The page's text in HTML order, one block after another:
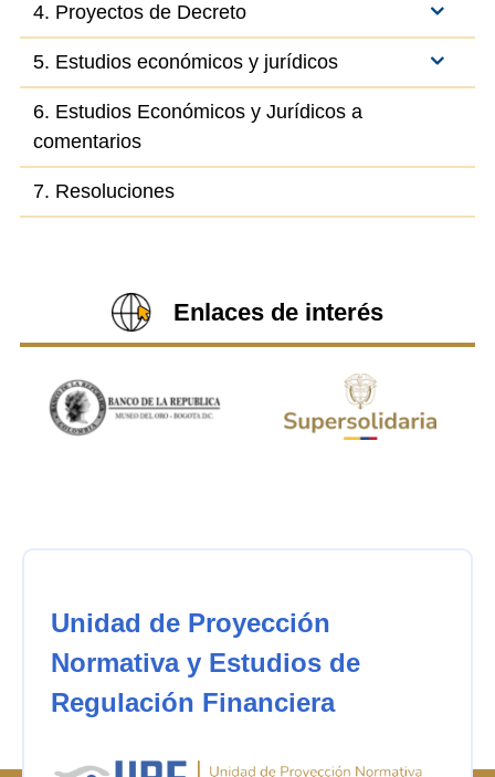
4. Proyectos de Decreto
5. Estudios económicos y jurídicos
6. Estudios Económicos y Jurídicos a
comentarios
7. Resoluciones
Enlaces de interés
Unidad de Proyección
Normativa y Estudios de
Regulación Financiera